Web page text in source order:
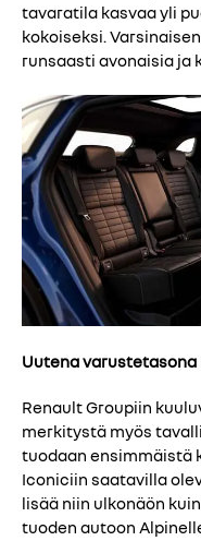
tavaratila kasvaa yli
kokoiseksi.
runsaasti avonaisia ja
Uutena varustetasona
Renault Groupiin
merkitystä myös
tuodaan ensimmäistä
Iconiciin saatavilla
lisää niin ulkonäön
tuoden autoon